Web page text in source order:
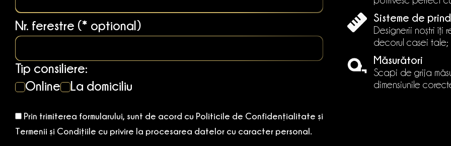
Nr. ferestre (* optional)
Tip consiliere:
Online
La domiciliu
Prin trimiterea formularului, sunt de acord cu Politicile de Confidențialitate și
Termenii și Condițiile cu privire la procesarea datelor cu caracter personal.
Sisteme de
Designerii noștri îți
decorul casei tale;
Măsurători
Scapi de grija
dimensiunile